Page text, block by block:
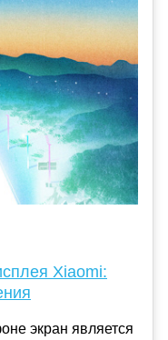
Xiaomi:
экран является